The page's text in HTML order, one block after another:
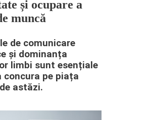
și ocupare a
muncă
de comunicare
și dominanța
limbi sunt esențiale
concura pe piața
astăzi.